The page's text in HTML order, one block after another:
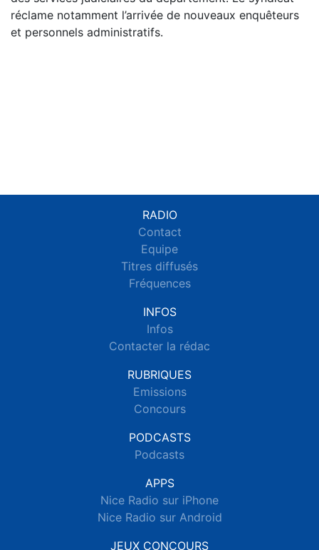
réclame notamment l’arrivée de nouveaux enquêteurs
et personnels administratifs.
RADIO
Contact
Equipe
Titres diffusés
Fréquences
INFOS
Infos
Contacter la rédac
RUBRIQUES
Emissions
Concours
PODCASTS
Podcasts
APPS
Nice Radio sur iPhone
Nice Radio sur Android
JEUX CONCOURS